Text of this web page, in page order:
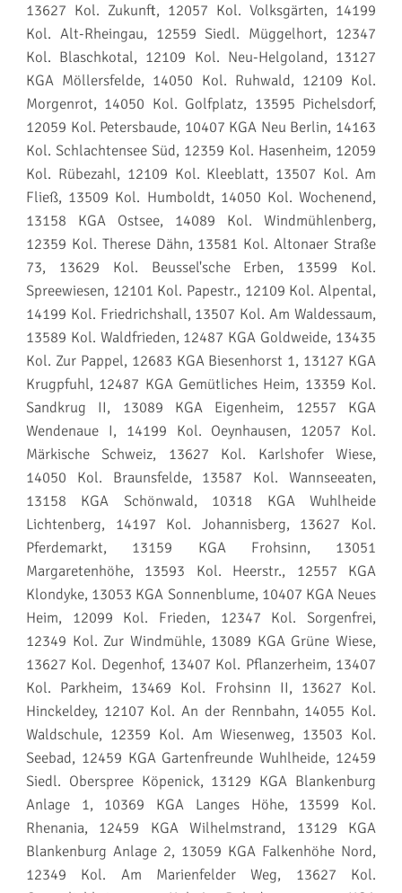
13627 Kol. Zukunft, 12057 Kol. Volksgärten, 14199
Kol. Alt-Rheingau, 12559 Siedl. Müggelhort, 12347
Kol. Blaschkotal, 12109 Kol. Neu-Helgoland, 13127
KGA Möllersfelde, 14050 Kol. Ruhwald, 12109 Kol.
Morgenrot, 14050 Kol. Golfplatz, 13595 Pichelsdorf,
12059 Kol. Petersbaude, 10407 KGA Neu Berlin, 14163
Kol. Schlachtensee Süd, 12359 Kol. Hasenheim, 12059
Kol. Rübezahl, 12109 Kol. Kleeblatt, 13507 Kol. Am
Fließ, 13509 Kol. Humboldt, 14050 Kol. Wochenend,
13158 KGA Ostsee, 14089 Kol. Windmühlenberg,
12359 Kol. Therese Dähn, 13581 Kol. Altonaer Straße
73, 13629 Kol. Beussel'sche Erben, 13599 Kol.
Spreewiesen, 12101 Kol. Papestr., 12109 Kol. Alpental,
14199 Kol. Friedrichshall, 13507 Kol. Am Waldessaum,
13589 Kol. Waldfrieden, 12487 KGA Goldweide, 13435
Kol. Zur Pappel, 12683 KGA Biesenhorst 1, 13127 KGA
Krugpfuhl, 12487 KGA Gemütliches Heim, 13359 Kol.
Sandkrug II, 13089 KGA Eigenheim, 12557 KGA
Wendenaue I, 14199 Kol. Oeynhausen, 12057 Kol.
Märkische Schweiz, 13627 Kol. Karlshofer Wiese,
14050 Kol. Braunsfelde, 13587 Kol. Wannseeaten,
13158 KGA Schönwald, 10318 KGA Wuhlheide
Lichtenberg, 14197 Kol. Johannisberg, 13627 Kol.
Pferdemarkt, 13159 KGA Frohsinn, 13051
Margaretenhöhe, 13593 Kol. Heerstr., 12557 KGA
Klondyke, 13053 KGA Sonnenblume, 10407 KGA Neues
Heim, 12099 Kol. Frieden, 12347 Kol. Sorgenfrei,
12349 Kol. Zur Windmühle, 13089 KGA Grüne Wiese,
13627 Kol. Degenhof, 13407 Kol. Pflanzerheim, 13407
Kol. Parkheim, 13469 Kol. Frohsinn II, 13627 Kol.
Hinckeldey, 12107 Kol. An der Rennbahn, 14055 Kol.
Waldschule, 12359 Kol. Am Wiesenweg, 13503 Kol.
Seebad, 12459 KGA Gartenfreunde Wuhlheide, 12459
Siedl. Oberspree Köpenick, 13129 KGA Blankenburg
Anlage 1, 10369 KGA Langes Höhe, 13599 Kol.
Rhenania, 12459 KGA Wilhelmstrand, 13129 KGA
Blankenburg Anlage 2, 13059 KGA Falkenhöhe Nord,
12349 Kol. Am Marienfelder Weg, 13627 Kol.